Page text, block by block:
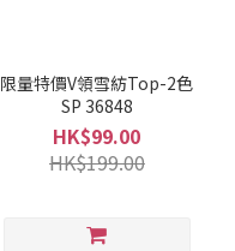
限量特價V領雪紡Top-2色
SP 36848
HK$99.00
HK$199.00